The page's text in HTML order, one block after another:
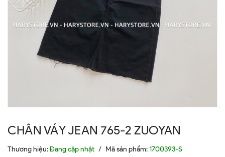
CHÂN VÁY JEAN 765-2 ZUOYAN
Thương hiệu:Đang cập nhật / Mã sản phẩm:1700393-S